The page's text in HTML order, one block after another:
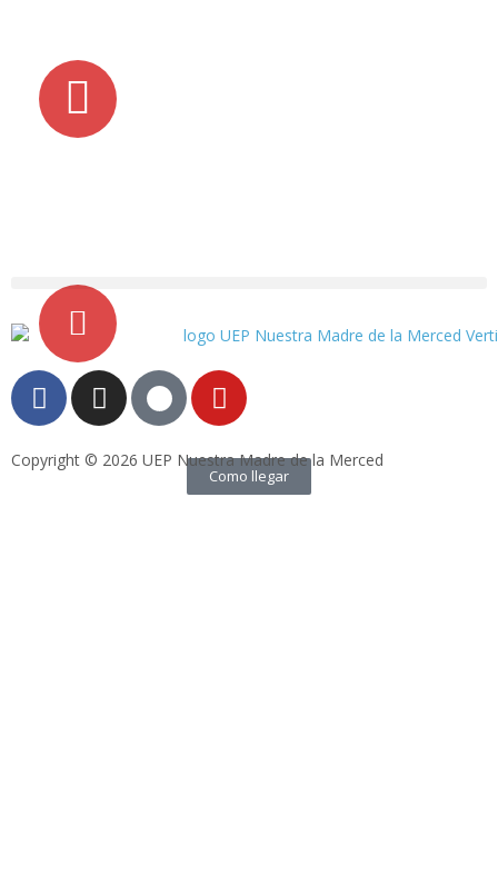
secretaria @mercedarias.edu.ec
Como llegar
Copyright © 2026 UEP Nuestra Madre de la Merced